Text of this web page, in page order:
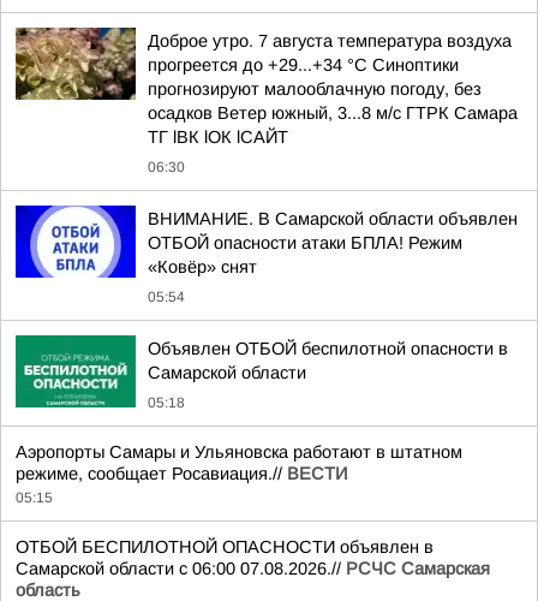
Доброе утро. 7 августа температура воздуха
прогреется до +29...+34 °C Синоптики
прогнозируют малооблачную погоду, без
осадков Ветер южный, 3...8 м/с ГТРК Самара
ТГ lВК lОК lСАЙТ
06:30
ВНИМАНИЕ. В Самарской области объявлен
ОТБОЙ опасности атаки БПЛА! Режим
«Ковёр» снят
05:54
Объявлен ОТБОЙ беспилотной опасности в
Самарской области
05:18
Аэропорты Самары и Ульяновска работают в штатном
режиме, сообщает Росавиация.// ВЕСТИ
05:15
ОТБОЙ БЕСПИЛОТНОЙ ОПАСНОСТИ объявлен в
Самарской области с 06:00 07.08.2026.// РСЧС Самарская
область